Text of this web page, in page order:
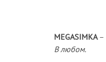
MEGASIMKA –
В любом.